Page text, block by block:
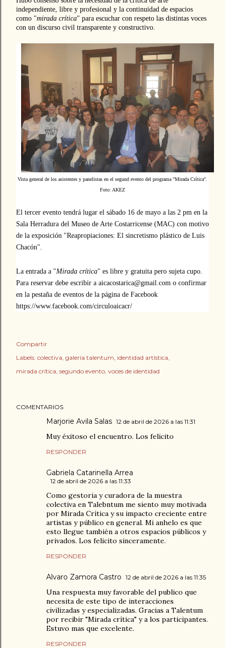
independiente, libre y profesional y la continuidad de espacios
como "mirada crítica" para escuchar con respeto las distintas voces
con un discurso civil transparente y constructivo.
Vista general de los asistentes y panelistas en el segund evento del programa "Mirada Crítica".
Foto: AKEZ
El tercer evento tendrá lugar el sábado 16 de mayo a las 2 pm en la
Sala Herradura del Museo de Arte Costarricense (MAC) con motivo
de la exposición "Reapropiaciones: El sincretismo plástico de Luis
Chacón".
La entrada a "Mirada crítica" es libre y gratuita pero sujeta cupo.
Para reservar debe escribir a aicacostarica@gmail.com o confirmar
en la pestaña de eventos de la página de Facebook
https://www.facebook.com/circuloaicacr/
Compartir
Labels: colectiva galería talentum identidad artística
mirada crítica segundo evento voces de identidad
COMENTARIOS
Marjorie Avila Salas 12 de abril de 2026 a las 11:31
Muy éxitoso el encuentro. Los felicito
RESPONDER
Gabriela Catarinella Arrea
12 de abril de 2026 a las 11:33
Como gestoria y curadora de la muestra
colectiva en Talebntum me siento muy motivada
por Mirada Crítica y su impacto creciente entre
artistas y público en general. Mi anhelo es que
esto llegue también a otros espacios públicos y
privados. Los felicito sinceramente.
RESPONDER
Alvaro Zamora Castro 12 de abril de 2026 a las 11:35
Una respuesta muy favorable del publico que
necesita de este tipo de interacciones
civilizadas y especializadas. Gracias a Talentum
por recibir "Mirada crítica" y a los participantes.
Estuvo mas que excelente.
RESPONDER